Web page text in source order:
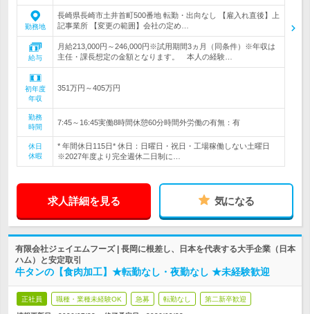
勤務地
長崎県長崎市土井首町500番地 転勤・出向なし 【雇入れ直後】上
記事業所 【変更の範囲】会社の定め…
給与
月給213,000円～246,000円※試用期間3ヵ月（同条件）※年収は
主任・課長想定の金額となります。 本人の経験…
初年度
年収
351万円～405万円
勤務
時間
7:45～16:45実働8時間休憩60分時間外労働の有無：有
休日
休暇
* 年間休日115日* 休日：日曜日・祝日・工場稼働しない土曜日
※2027年度より完全週休二日制に…
求人詳細を見る 気になる
有限会社ジェイエムフーズ | 長岡に根差し、日本を代表する大手企業（日本
ハム）と安定取引
牛タンの【食肉加工】★転勤なし・夜勤なし ★未経験歓迎
正社員 職種・業種未経験OK 急募 転勤なし 第二新卒歓迎